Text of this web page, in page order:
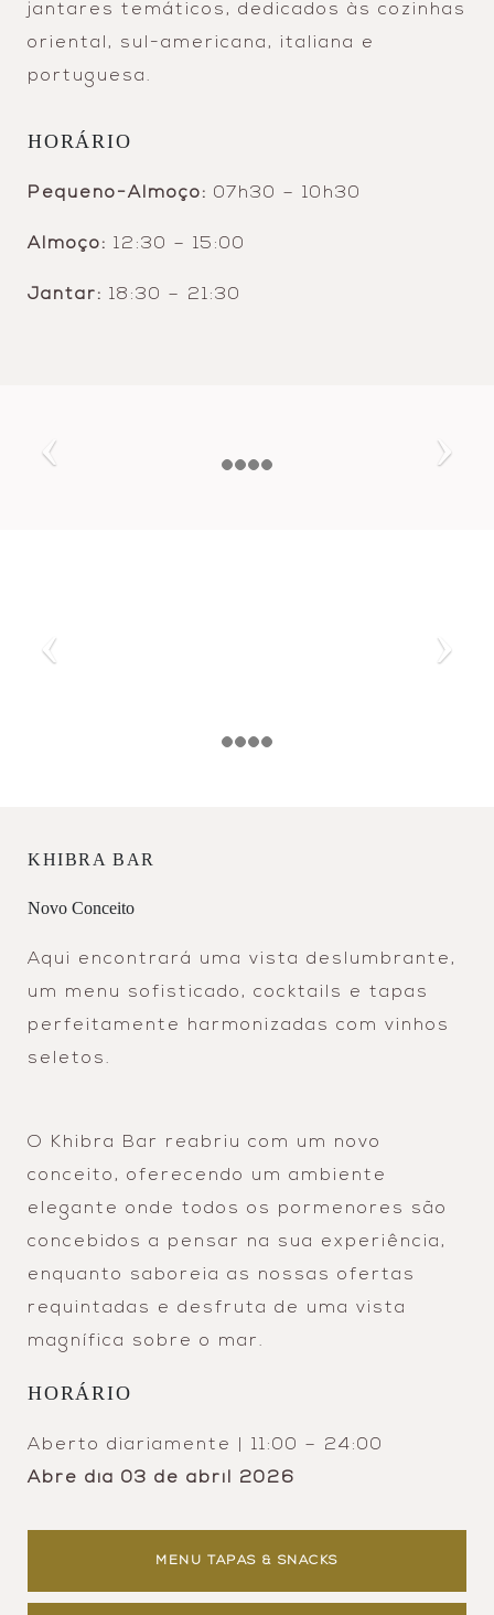
jantares temáticos, dedicados às cozinhas
oriental, sul-americana, italiana e
portuguesa.
HORÁRIO
Pequeno-Almoço: 07h30 – 10h30
Almoço: 12:30 – 15:00
Jantar: 18:30 – 21:30
KHIBRA BAR
Novo Conceito
Aqui encontrará uma vista deslumbrante,
um menu sofisticado, cocktails e tapas
perfeitamente harmonizadas com vinhos
seletos.
O Khibra Bar reabriu com um novo
conceito, oferecendo um ambiente
elegante onde todos os pormenores são
concebidos a pensar na sua experiência,
enquanto saboreia as nossas ofertas
requintadas e desfruta de uma vista
magnífica sobre o mar.
HORÁRIO
Aberto diariamente | 11:00 – 24:00
Abre dia 03 de abril 2026
MENU TAPAS & SNACKS